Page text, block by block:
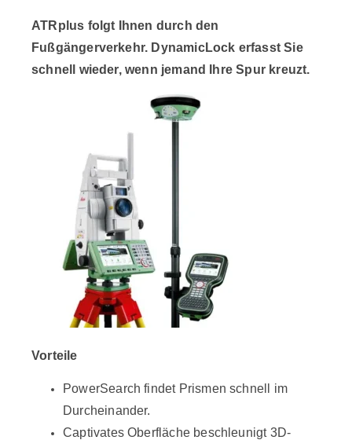
ATRplus folgt Ihnen durch den
Fußgängerverkehr. DynamicLock erfasst Sie
schnell wieder, wenn jemand Ihre Spur kreuzt.
Vorteile
PowerSearch findet Prismen schnell im
Durcheinander.
Captivates Oberfläche beschleunigt 3D-